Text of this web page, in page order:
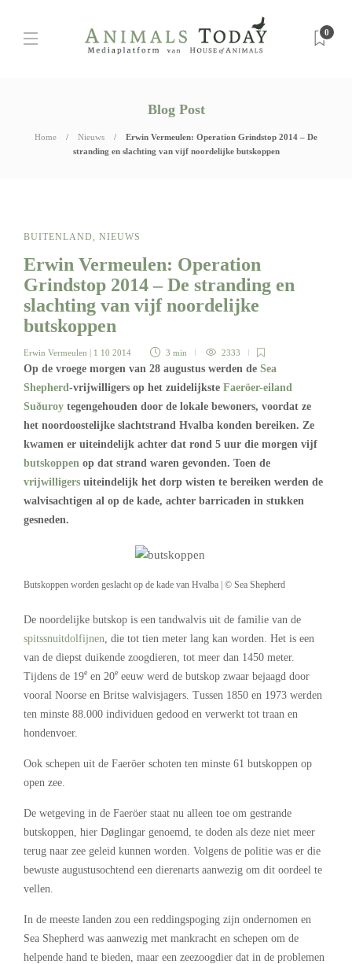
0
Blog Post
Home Nieuws
Erwin Vermeulen: Operation Grindstop 2014 – De
stranding en slachting van vijf noordelijke butskoppen
BUITENLAND, NIEUWS
Erwin Vermeulen: Operation
Grindstop 2014 – De stranding en
slachting van vijf noordelijke
butskoppen
Erwin Vermeulen | 1 10 2014 3 min 2333
Op de vroege morgen van 28 augustus werden de Sea
Shepherd-vrijwilligers op het zuidelijkste Faeröer-eiland
Suðuroy tegengehouden door de lokale bewoners, voordat ze
het noordoostelijke slachtstrand Hvalba konden bereiken. Ze
kwamen er uiteindelijk achter dat rond 5 uur die morgen vijf
butskoppen op dat strand waren gevonden. Toen de
vrijwilligers uiteindelijk het dorp wisten te bereiken werden de
walvisachtigen al op de kade, achter barricaden in stukken
gesneden.
Butskoppen worden geslacht op de kade van Hvalba | © Sea Shepherd
De noordelijke butskop is een tandwalvis uit de familie van de
spitssnuitdolfijnen , die tot tien meter lang kan worden. Het is een
van de diepst duikende zoogdieren, tot meer dan 1450 meter.
Tijdens de 19e en 20e eeuw werd de butskop zwaar bejaagd door
vooral Noorse en Britse walvisjagers. Tussen 1850 en 1973 werden
ten minste 88.000 individuen gedood en verwerkt tot traan en
hondenvoer.
Ook schepen uit de Faeröer schoten ten minste 61 butskoppen op
open zee.
De wetgeving in de Faeröer staat nu alleen toe om gestrande
butskoppen, hier Døglingar genoemd, te doden als deze niet meer
terug naar zee geleid kunnen worden. Volgens de politie was er die
bewuste augustusochtend een dierenarts aanwezig om dit oordeel te
vellen.
In de meeste landen zou een reddingspoging zijn ondernomen en
Sea Shepherd was aanwezig met mankracht en schepen om de
helpende hand te bieden, maar een zeezoogdier dat in de problemen